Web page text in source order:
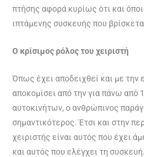
πτήσης αφορά κυρίως ότι και
ιπτάμενης συσκευής που
Ο κρίσιμος ρόλος του χειριστή
Όπως έχει αποδειχθεί και με την
αποκομίσει από την για πάνω από
αυτοκινήτων, ο ανθρώπινος
σημαντικότερος. Έτσι και στην
χειριστής είναι αυτός που έχει
και αυτός που ελέγχει τη συσκευή.